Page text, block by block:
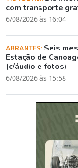
com transporte
6/08/2026 às 16:04
ABRANTES: Seis
Estação de
(c/áudio e fotos)
6/08/2026 às 15:58